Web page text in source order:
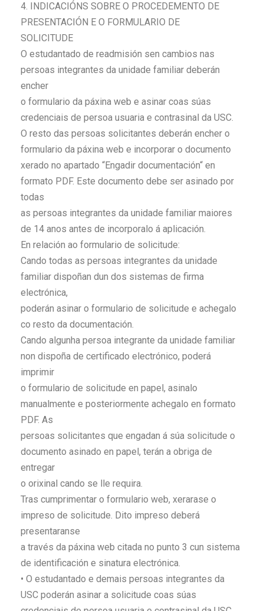
4. INDICACIÓNS SOBRE O PROCEDEMENTO DE
PRESENTACIÓN E O FORMULARIO DE
SOLICITUDE
O estudantado de readmisión sen cambios nas
persoas integrantes da unidade familiar deberán
encher
o formulario da páxina web e asinar coas súas
credenciais de persoa usuaria e contrasinal da USC.
O resto das persoas solicitantes deberán encher o
formulario da páxina web e incorporar o documento
xerado no apartado “Engadir documentación“ en
formato PDF. Este documento debe ser asinado por
todas
as persoas integrantes da unidade familiar maiores
de 14 anos antes de incorporalo á aplicación.
En relación ao formulario de solicitude:
Cando todas as persoas integrantes da unidade
familiar dispoñan dun dos sistemas de firma
electrónica,
poderán asinar o formulario de solicitude e achegalo
co resto da documentación.
Cando algunha persoa integrante da unidade familiar
non dispoña de certificado electrónico, poderá
imprimir
o formulario de solicitude en papel, asinalo
manualmente e posteriormente achegalo en formato
PDF. As
persoas solicitantes que engadan á súa solicitude o
documento asinado en papel, terán a obriga de
entregar
o orixinal cando se lle requira.
Tras cumprimentar o formulario web, xerarase o
impreso de solicitude. Dito impreso deberá
presentaranse
a través da páxina web citada no punto 3 cun sistema
de identificación e sinatura electrónica.
• O estudantado e demais persoas integrantes da
USC poderán asinar a solicitude coas súas